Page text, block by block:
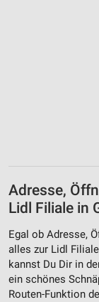
Adresse,
Lidl Filiale in
Egal ob Adresse,
alles zur Lidl
kannst Du Dir in
ein schönes
Routen-Funktion